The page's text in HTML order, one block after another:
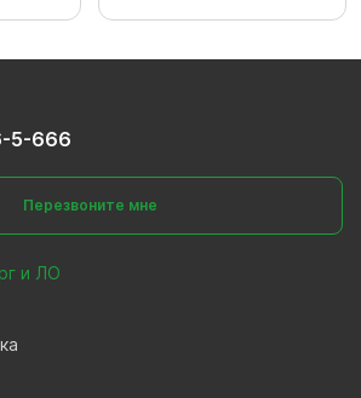
5-666
Перезвоните мне
и ЛО